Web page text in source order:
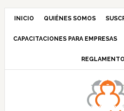
Saltar
navegación
Saltar
principal
Saltar
barra
principal
Saltar
INICIO QUIÉNES SOMOS
CAPACITACIONES PARA EMPRESAS